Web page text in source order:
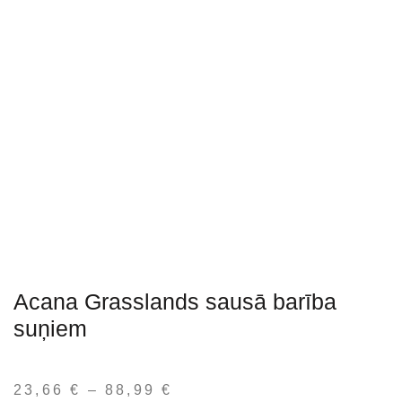
Acana Grasslands sausā barība
suņiem
23,66€ – 88,99€